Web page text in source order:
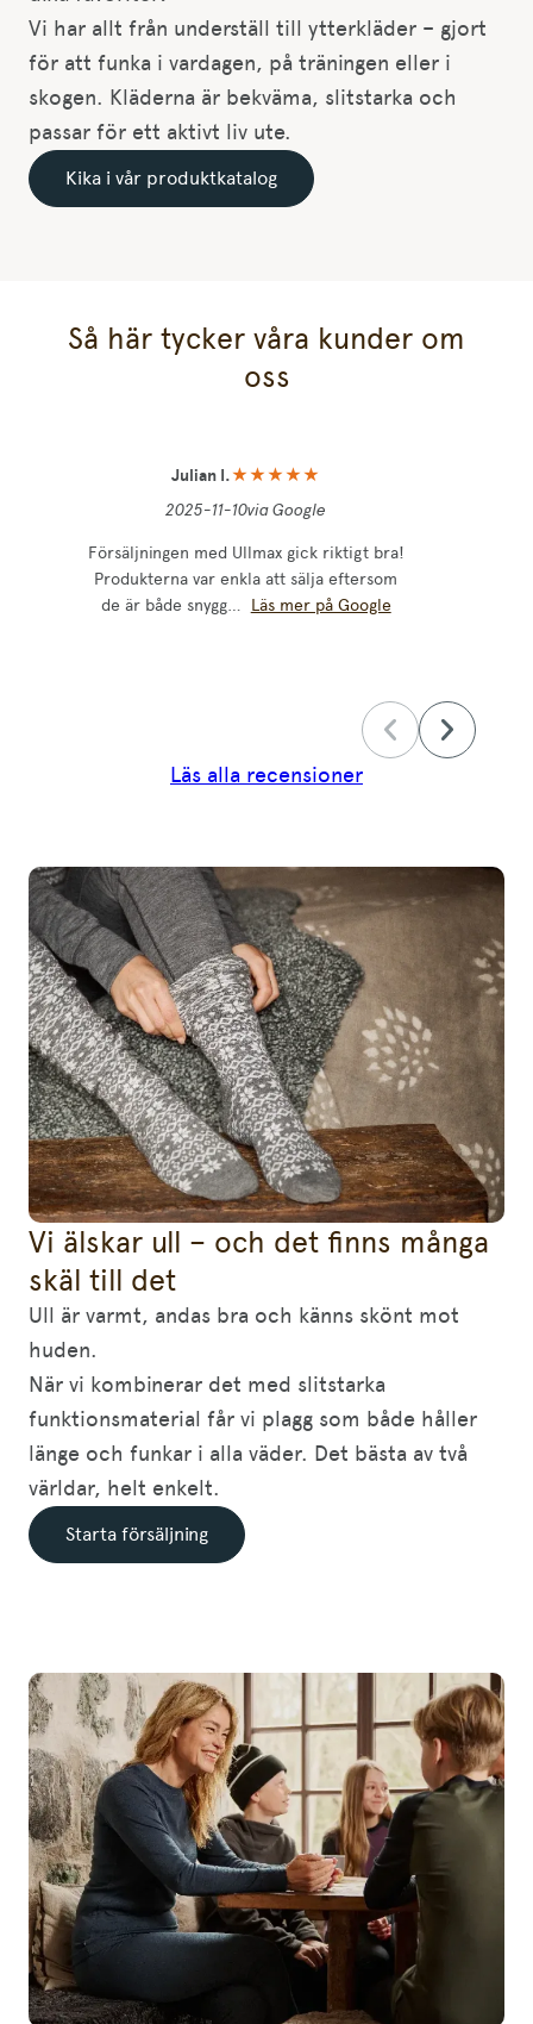
Vi har allt från underställ till ytterkläder – gjort
för att funka i vardagen, på träningen eller i
skogen. Kläderna är bekväma, slitstarka och
passar för ett aktivt liv ute.
Kika i vår produktkatalog
Så här tycker våra kunder om
oss
Julian I.★★★★★
2025-11-10via Google
Försäljningen med Ullmax gick riktigt bra!
Produkterna var enkla att sälja eftersom
de är både snygg… Läs mer på Google
Läs alla recensioner
Vi älskar ull – och det finns många
skäl till det
Ull är varmt, andas bra och känns skönt mot
huden.
När vi kombinerar det med slitstarka
funktionsmaterial får vi plagg som både håller
länge och funkar i alla väder. Det bästa av två
världar, helt enkelt.
Starta försäljning